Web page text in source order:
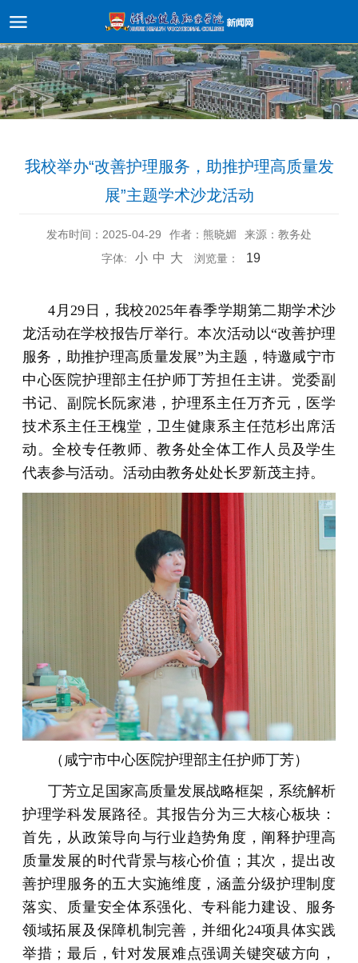
我校举办“改善护理服务，助推护理高质量发
展”主题学术沙龙活动
发布时间：2025-04-29 作者：熊晓媚
来源：教务处
字体:
小 中 大 浏览量： 19
4月29日，我校2025年春季学期第二期学术沙
龙活动在学校报告厅举行。本次活动以“改善护理
服务，助推护理高质量发展”为主题，特邀咸宁市
中心医院护理部主任护师丁芳担任主讲。党委副
书记、副院长阮家港，护理系主任万齐元，医学
技术系主任王槐堂，卫生健康系主任范杉出席活
动。全校专任教师、教务处全体工作人员及学生
代表参与活动。活动由教务处处长罗新茂主持。
（ 咸宁市中心医院护理部主任护师丁芳）
丁芳立足国家高质量发展战略框架，系统解析
护理学科发展路径。其报告分为三大核心板块：
首先，从政策导向与行业趋势角度，阐释护理高
质量发展的时代背景与核心价值；其次，提出改
善护理服务的五大实施维度，涵盖分级护理制度
落实、质量安全体系强化、专科能力建设、服务
领域拓展及保障机制完善，并细化24项具体实践
举措；最后，针对发展难点强调关键突破方向，